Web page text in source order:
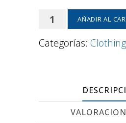
Ninja
Silhouette
cantidad
AÑADIR AL
Categorías: Clothing